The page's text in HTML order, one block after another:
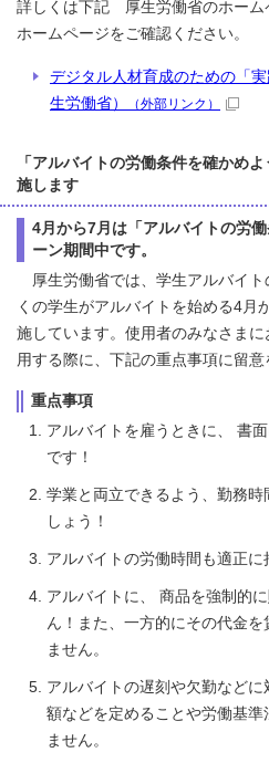
詳しくは下記 厚生労働省のホーム
ホームページをご確認ください。
デジタル人材育成のための「
生労働省）
（外部リンク）
「アルバイトの労働条件を確かめ
施します
4月から7月は「アルバイトの労
ーン期間中です。
厚生労働省では、学生アルバイト
くの学生がアルバイトを始める4月
施しています。使用者のみなさま
用する際に、下記の重点事項に留意
重点事項
アルバイトを雇うときに、 書
です！
学業と両立できるよう、勤務時
しょう！
アルバイトの労働時間も適正に
アルバイトに、 商品を強制的
ん！また、一方的にその代金
ません。
アルバイトの遅刻や欠勤など
額などを定めることや労働基準
ません。